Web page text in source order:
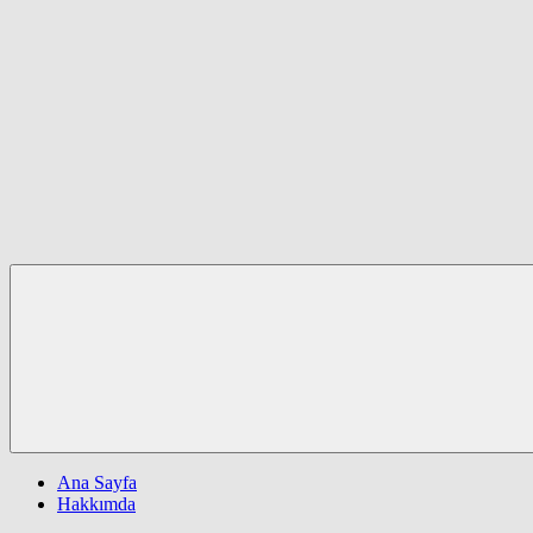
Ana Sayfa
Hakkımda